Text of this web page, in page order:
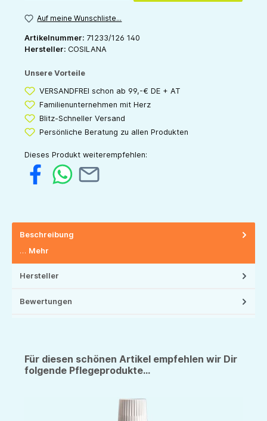
Auf meine Wunschliste...
Artikelnummer: 71233/126 140
Hersteller: COSILANA
Unsere Vorteile
VERSANDFREI schon ab 99,-€ DE + AT
Familienunternehmen mit Herz
Blitz-Schneller Versand
Persönliche Beratung zu allen Produkten
Dieses Produkt weiterempfehlen:
Beschreibung
… Mehr
Hersteller
Bewertungen
Für diesen schönen Artikel empfehlen wir Dir
folgende Pflegeprodukte...